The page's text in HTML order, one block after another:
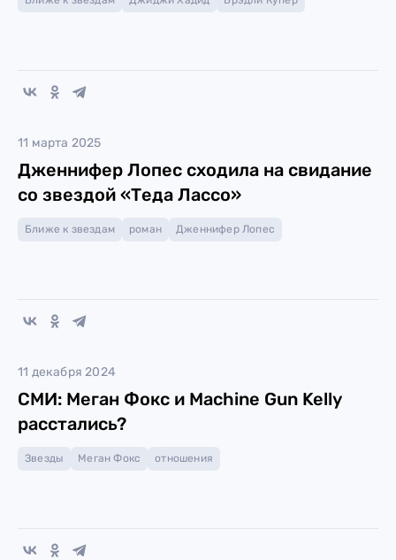
11 марта 2025
Дженнифер Лопес сходила на свидание
со звездой «Теда Лассо»
Ближе к звездам роман Дженнифер Лопес
11 декабря 2024
СМИ: Меган Фокс и Machine Gun Kelly
расстались?
Звезды Меган Фокс отношения